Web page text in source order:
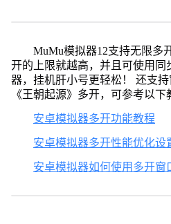
MuMu模拟器12支持无限多
开的上限就越高，并且可使用同
器，挂机肝小号更轻松！ 还支
《王朝起源》多开，可参考以下
安卓模拟器多开功能教程
安卓模拟器多开性能优化设
安卓模拟器如何使用多开窗